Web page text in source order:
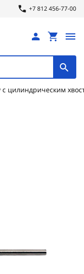
+7 812 456-77-00
цилиндрическим